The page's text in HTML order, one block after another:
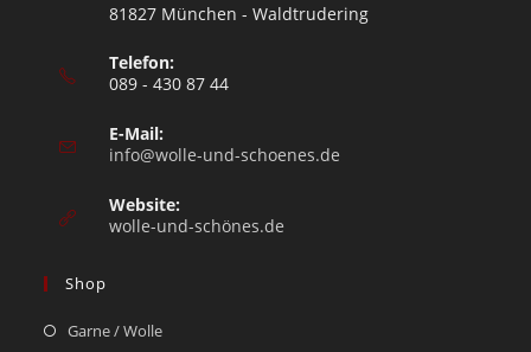
81827 München - Waldtrudering
Telefon:
089 - 430 87 44
E-Mail:
info@wolle-und-schoenes.de
Website:
wolle-und-schönes.de
Shop
Garne / Wolle